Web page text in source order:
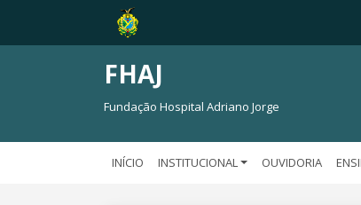
FHAJ
Fundação Hospital Adriano Jorge
INÍCIO INSTITUCIONAL OUVIDORIA